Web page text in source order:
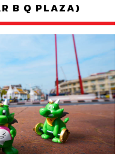
B Q PLAZA)